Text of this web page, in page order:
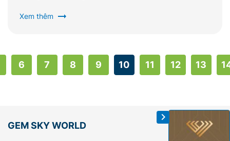
Xem thêm arrow_right_alt
6 7 8 9 10 11 12 13
GEM SKY WORLD